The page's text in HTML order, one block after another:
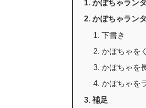
かぼちゃラン
かぼちゃラン
下書き
かぼちゃを
かぼちゃを
かぼちゃを
補足